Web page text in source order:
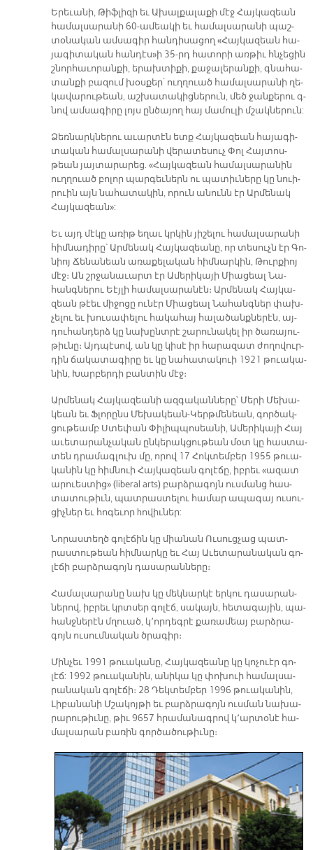
Ե­րե­ւա­նի, Թիֆ­լի­զի եւ Ա­խալ­քա­լա­քի մէջ Հայ­կա­զեան
հա­մալ­սա­րա­նի 60-ա­մեա­կի եւ հա­մալ­սա­րա­նի պաշ­
տօ­նա­կան ամ­սա­գիր հան­դի­սա­ցող «Հայ­կա­զեան հա­
յա­գի­տա­կա­ն հան­դէս»ի 35-րդ հա­տո­րի առ­թիւ հնչե­ցին
շնոր­հա­ւո­րան­քի, ե­րախ­տի­քի, քա­ջա­լե­րան­քի, գնա­հա­
տան­քի բա­զում խօս­քեր` ուղ­ղուած հա­մալ­սա­րա­նի ղե­
կա­վա­րու­թեան, աշ­խա­տա­կից­նե­րուն, մեծ ջան­քե­րու գ­­
նով ամ­սա­գի­րը լոյս ըն­ծա­յող հայ մա­մու­լի մշակ­նե­րուն:
Ձեռ­նարկ­նե­րու ա­ւար­տէն ետք Հայ­կա­զեան հա­յա­գի­
տա­կան հա­մալ­սա­րա­նի վե­րա­տե­սուչ Փոլ Հայ­տոս­
թեան յայ­տա­րա­րեց. «Հայ­կա­զեան հա­մալ­սա­րա­նին
ուղ­ղուած բո­լոր պար­գեւ­նե­րն ու պա­տիւ­նե­րը կը նուի­
րուին այն նա­հա­տա­կին, ո­րուն ա­նունն էր Ար­մե­նակ
Հայ­կա­զեա­ն»:
Եւ այդ մէ­կը ա­ռիթ ե­ղաւ կրկին յի­շե­լու հա­մալ­սա­րա­նի
հիմ­նա­դի­րը՝ Ար­մե­նակ Հայ­կա­զեա­նը, որ տե­սուչն էր Գո­
նիոյ Ճե­նա­նեան ա­ռա­քե­լա­կան հիմ­նար­կին, Թուր­քիոյ
մէջ։ Ան շրջա­նա­ւարտ էր Ա­մե­րի­կա­յի Միա­ցեալ Նա­
հանգ­նե­րու Եէյ­լի հա­մալ­սա­րա­նէն։ Ար­մե­նակ Հայ­կա­
զեան թէեւ մի­ջո­ցը ու­նէր Միա­ցեալ Նա­հանգ­ներ փախ­
չե­լու եւ խու­սա­փե­լու հա­կա­հայ հա­լա­ծանք­նե­րէն, այ­
դու­հան­դերձ կը նա­խընտ­րէ շա­րու­նա­կել իր ծա­ռա­յու­
թիւ­նը։ Այդ­պէ­սով, ան կը կի­սէ իր հա­րա­զատ ժո­ղո­վուր­
դին ճա­կա­տա­գի­րը եւ կը նա­հա­տա­կուի 1921 թուա­կա­
նին, Խար­բեր­դի բան­տին մէջ։
Ար­մե­նակ Հայ­կա­զեա­նի ազ­գա­կան­նե­րը՝ Մե­րի Մե­խա­
կեան եւ Ֆլո­րընս Մե­խա­կեան-Կերթ­մե­նեան, գոր­ծակ­
ցու­թեամբ Ստե­փան Փի­լիպ­պո­սեա­նի, Ա­մե­րի­կա­յի Հայ
ա­ւե­տա­րան­չա­կան ըն­կե­րակ­ցու­թեան մօտ կը հաս­տա­
տեն դրա­մագ­լուխ մը, ո­րով 17 Հոկ­տեմ­բեր 1955 թուա­
կա­նին կը հիմ­նուի Հայ­կա­զեան գո­լէ­ճը, իբ­րեւ «ա­զատ
ա­րուես­տի­ց» (liberal arts) բարձ­րա­գոյն ուս­մանց հաս­
տա­տու­թիւն, պատ­րաս­տե­լու հա­մար ա­պա­գայ ու­սու­
ցիչ­ներ եւ հո­գե­ւոր hո­վիւ­ներ:
Նո­րաս­տեղծ գո­լէ­ճին կը միա­նան Ու­սուց­չաց պատ­
րաս­տու­թեան հիմ­նար­կը եւ Հայ Ա­ւե­տա­րա­նա­կան գո­
լէ­ճի բարձ­րա­գոյն դա­սա­րան­նե­րը։
Հա­մալ­սա­րա­նը նախ կը մեկ­նար­կէ եր­կու դա­սա­րան­
նե­րով, իբ­րեւ կրտսեր գո­լէճ, սա­կայն, հե­տա­գա­յին, պա­
հանջ­նե­րէն մղուած, կ՚որ­դեգ­րէ քա­ռա­մեայ բարձ­րա­
գոյն ու­սում­նա­կան ծրա­գիր։
Մին­չեւ 1991 թուա­կա­նը, Հայ­կա­զեա­նը կը կո­չուէր գո­
լէճ: 1992 թուա­կա­նին, ա­նի­կա կը փո­խուի հա­մալ­սա­
րա­նա­կան գո­լէ­ճի։ 28 Դեկ­տեմ­բեր 1996 թուա­կա­նին,
Լի­բա­նա­նի Մշա­կոյ­թի եւ բարձ­րա­գոյն ուս­ման նա­խա­
րա­րու­թիւ­նը, թիւ 9657 հրա­մա­նա­գրով կ՚ար­տօ­նէ հա­
մալ­սա­րան բա­ռին գոր­ծա­ծու­թիւ­նը։